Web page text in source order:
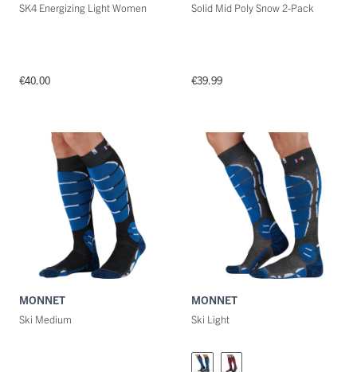
SK4 Energizing Light Women
€40.00
Solid Mid Poly Snow 2-Pack
€39.99
MONNET
Ski Medium
MONNET
Ski Light